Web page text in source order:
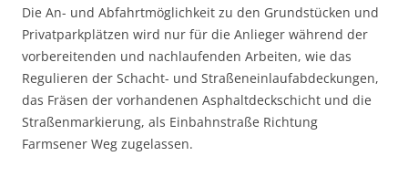
Die An- und Abfahrtmöglichkeit zu den Grundstücken und
Privatparkplätzen wird nur für die Anlieger während der
vorbereitenden und nachlaufenden Arbeiten, wie das
Regulieren der Schacht- und Straßeneinlaufabdeckungen,
das Fräsen der vorhandenen Asphaltdeckschicht und die
Straßenmarkierung, als Einbahnstraße Richtung
Farmsener Weg zugelassen.